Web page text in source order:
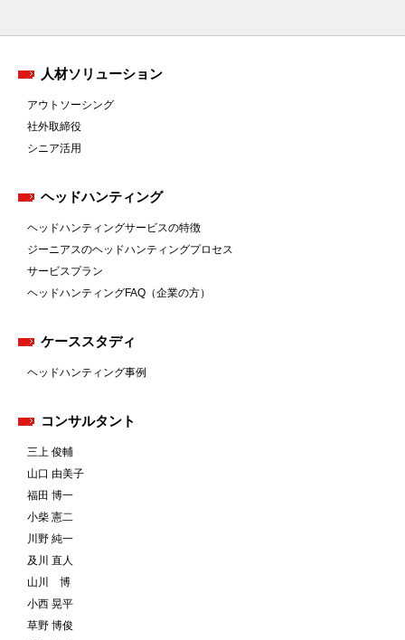
人材ソリューション
アウトソーシング
社外取締役
シニア活用
ヘッドハンティング
ヘッドハンティングサービスの特徴
ジーニアスのヘッドハンティングプロセス
サービスプラン
ヘッドハンティングFAQ（企業の方）
ケーススタディ
ヘッドハンティング事例
コンサルタント
三上 俊輔
山口 由美子
福田 博一
小柴 憲二
川野 純一
及川 直人
山川 博
小西 晃平
草野 博俊